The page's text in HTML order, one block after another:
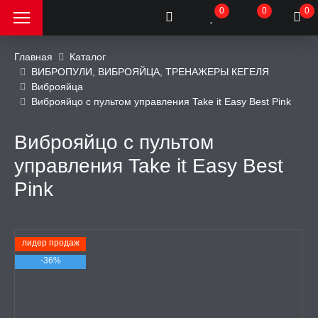
АКЦИИ и
0 0 0
Главная
Каталог
ВИБРОПУЛИ, ВИБРОЯЙЦА, ТРЕНАЖЕРЫ КЕГЕЛЯ
Виброяйца
Виброяйцо с пультом управления Take it Easy Best Pink
Виброяйцо с пультом
управления Take it Easy Best
Pink
лидер продаж
-36%